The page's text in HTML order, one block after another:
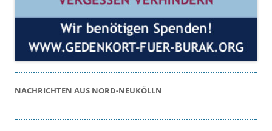
NACHRICHTEN AUS NORD-NEUKÖLLN